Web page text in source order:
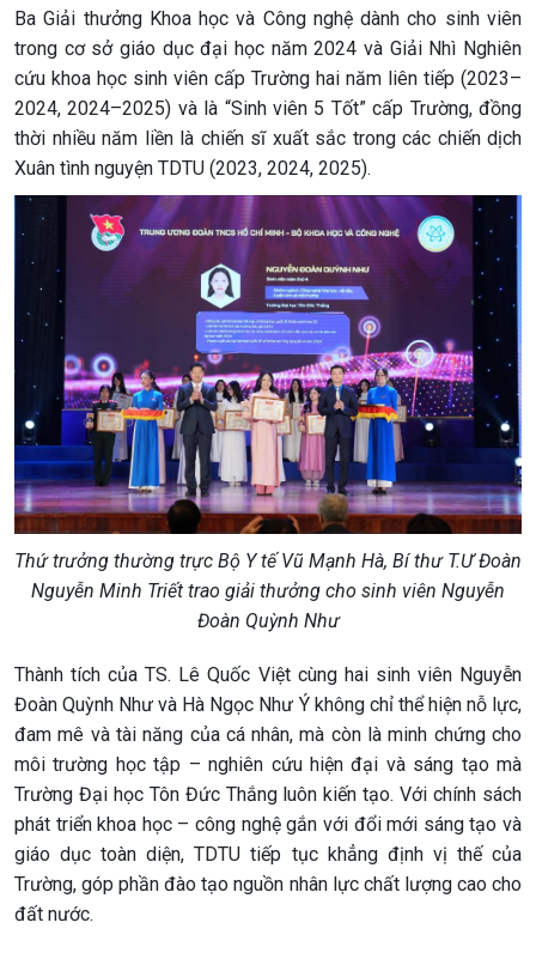
Ba Giải thưởng Khoa học và Công nghệ dành cho sinh viên
trong cơ sở giáo dục đại học năm 2024 và Giải Nhì Nghiên
cứu khoa học sinh viên cấp Trường hai năm liên tiếp (2023–
2024, 2024–2025) và là “Sinh viên 5 Tốt” cấp Trường, đồng
thời nhiều năm liền là chiến sĩ xuất sắc trong các chiến dịch
Xuân tình nguyện TDTU (2023, 2024, 2025).
Thứ trưởng thường trực Bộ Y tế Vũ Mạnh Hà, Bí thư T.Ư Đoàn
Nguyễn Minh Triết trao giải thưởng cho sinh viên Nguyễn
Đoàn Quỳnh Như
Thành tích của TS. Lê Quốc Việt cùng hai sinh viên Nguyễn
Đoàn Quỳnh Như và Hà Ngọc Như Ý không chỉ thể hiện nỗ lực,
đam mê và tài năng của cá nhân, mà còn là minh chứng cho
môi trường học tập – nghiên cứu hiện đại và sáng tạo mà
Trường Đại học Tôn Đức Thắng luôn kiến tạo. Với chính sách
phát triển khoa học – công nghệ gắn với đổi mới sáng tạo và
giáo dục toàn diện, TDTU tiếp tục khẳng định vị thế của
Trường, góp phần đào tạo nguồn nhân lực chất lượng cao cho
đất nước.